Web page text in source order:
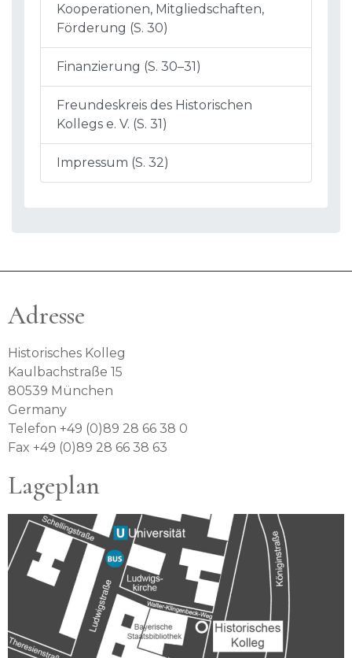
Kooperationen, Mitgliedschaften,
Förderung (S. 30)
Finanzierung (S. 30–31)
Freundeskreis des Historischen
Kollegs e. V. (S. 31)
Impressum (S. 32)
Adresse
Historisches Kolleg
Kaulbachstraße 15
80539 München
Germany
Telefon +49 (0)89 28 66 38 0
Fax +49 (0)89 28 66 38 63
Lageplan